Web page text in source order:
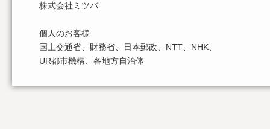
株式会社ミツバ
個人のお客様
国土交通省、財務省、日本郵政、NTT、NHK、
UR都市機構、各地方自治体